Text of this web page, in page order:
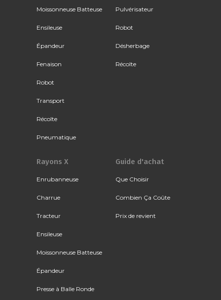
Moissonneuse Batteuse
Ensileuse
Épandeur
Fenaison
Robot
Transport
Récolte
Pneumatique
Pulvérisateur
Robot
Désherbage
Récolte
Rayons X
Enrubanneuse
Charrue
Tracteur
Ensileuse
Moissonneuse Batteuse
Épandeur
Presse à Balle Ronde
Guide d'achat
Que Choisir
Combien Ça Coûte
Prix de revient